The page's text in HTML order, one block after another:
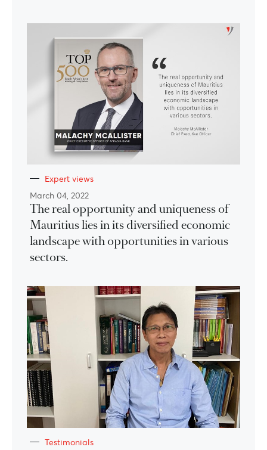
Expert views
March 04, 2022
The real opportunity and uniqueness of
Mauritius lies in its diversified economic
landscape with opportunities in various
sectors.
Testimonials